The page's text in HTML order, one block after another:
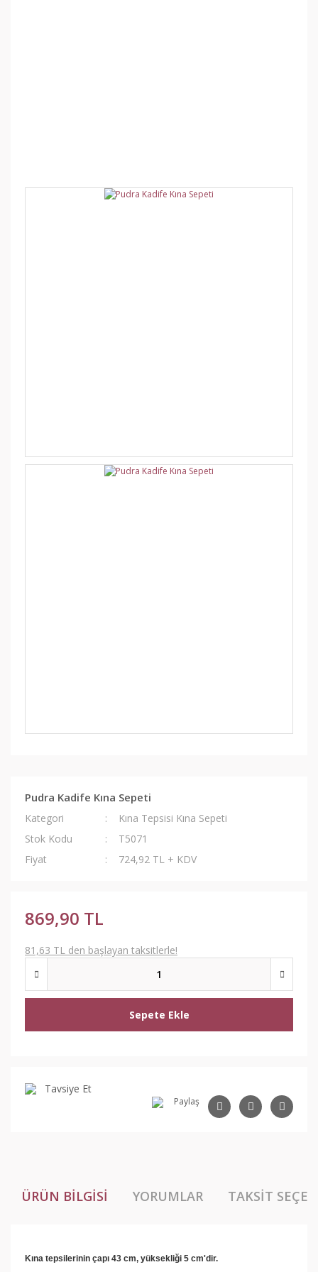
Pudra Kadife Kına Sepeti
Kategori
Kına Tepsisi Kına Sepeti
Stok Kodu
T5071
Fiyat
724,92 TL + KDV
869,90 TL
81,63 TL den başlayan taksitlerle!
Sepete Ekle
Tavsiye Et
Paylaş
ÜRÜN BILGISI YORUMLAR TAKSIT
Kına tepsilerinin çapı 43 cm, yüksekliği 5 cm'dir.